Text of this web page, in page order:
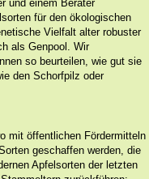
und einem Berater
für den ökologischen
Vielfalt alter robuster
als Genpool. Wir
so beurteilen, wie gut sie
den Schorfpilz oder
mit öffentlichen Fördermitteln
geschaffen werden, die
Apfelsorten der letzten